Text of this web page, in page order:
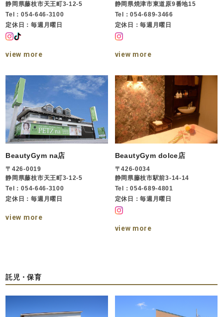
静岡県藤枝市天王町3-12-5
Tel：054-646-3100
定休日：毎週月曜日
view more
静岡県焼津市東道原9番地15
Tel：054-689-3466
定休日：毎週月曜日
view more
BeautyGym na店
〒426-0019
静岡県藤枝市天王町3-12-5
Tel：054-646-3100
定休日：毎週月曜日
view more
BeautyGym dolce店
〒426-0034
静岡県藤枝市駅前3-14-14
Tel：054-689-4801
定休日：毎週月曜日
view more
託児・保育